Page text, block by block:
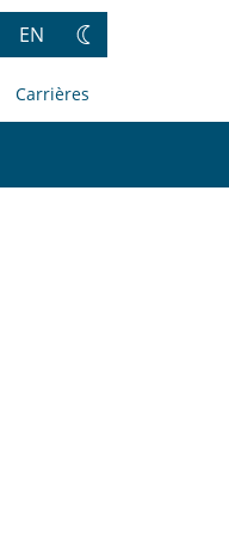
EN
Changez
thème
Carrières
le